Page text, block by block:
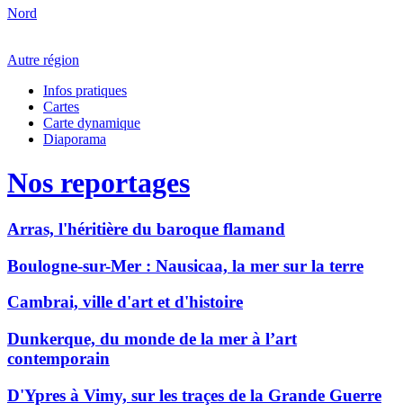
Nord
Autre région
Infos pratiques
Cartes
Carte dynamique
Diaporama
Nos reportages
Arras, l'héritière du baroque flamand
Boulogne-sur-Mer : Nausicaa, la mer sur la terre
Cambrai, ville d'art et d'histoire
Dunkerque, du monde de la mer à l’art
contemporain
D'Ypres à Vimy, sur les traçes de la Grande Guerre